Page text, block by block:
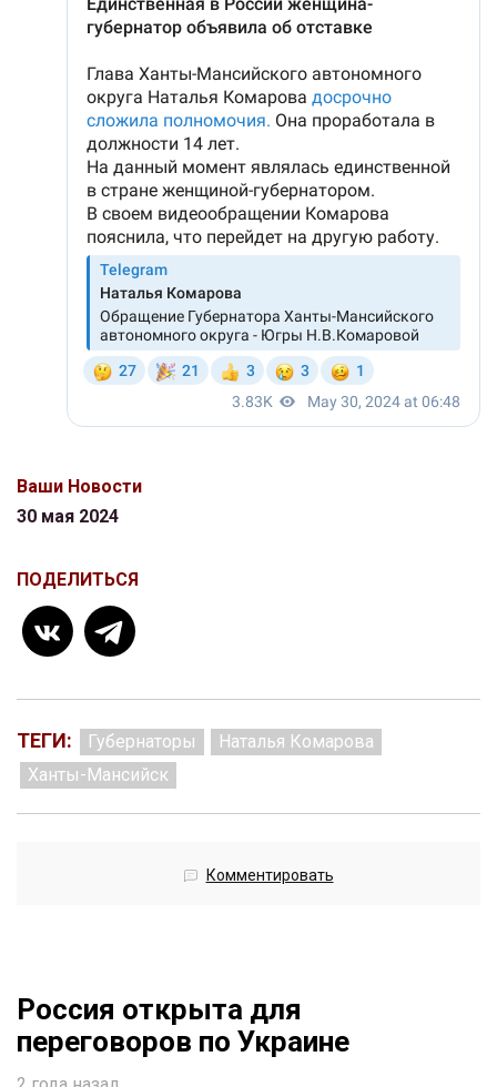
Ваши Новости
30 мая 2024
ПОДЕЛИТЬСЯ
ТЕГИ: Губернаторы
Наталья Комарова
Ханты-Мансийск
Комментировать
Россия открыта для
переговоров по Украине